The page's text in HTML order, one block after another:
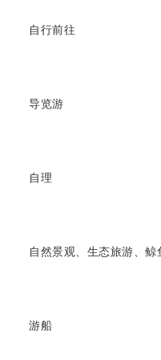
自行前往
导览游
自理
自然景观、生态旅游、
游船